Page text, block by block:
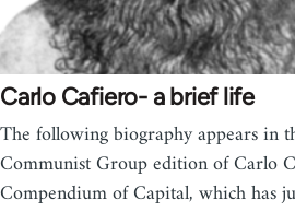
Carlo Cafiero- a brief life
The following biography appears in
Communist Group edition of Carlo
Compendium of Capital, which has